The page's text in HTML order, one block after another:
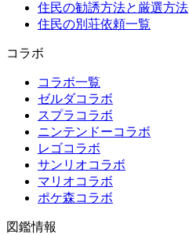
住民の勧誘方法と厳選方法
住民の別荘依頼一覧
コラボ
コラボ一覧
ゼルダコラボ
スプラコラボ
ニンテンドーコラボ
レゴコラボ
サンリオコラボ
マリオコラボ
ポケ森コラボ
図鑑情報